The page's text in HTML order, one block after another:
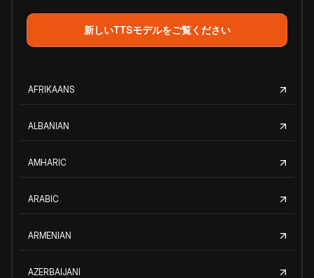
新しいTTSモデルをご覧ください
AFRIKAANS
ALBANIAN
AMHARIC
ARABIC
ARMENIAN
AZERBAIJANI